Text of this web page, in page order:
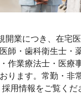
業につき、在宅
師・歯科衛生士・
作業療法士・医療
ります。常勤・非
用情報をご覧く